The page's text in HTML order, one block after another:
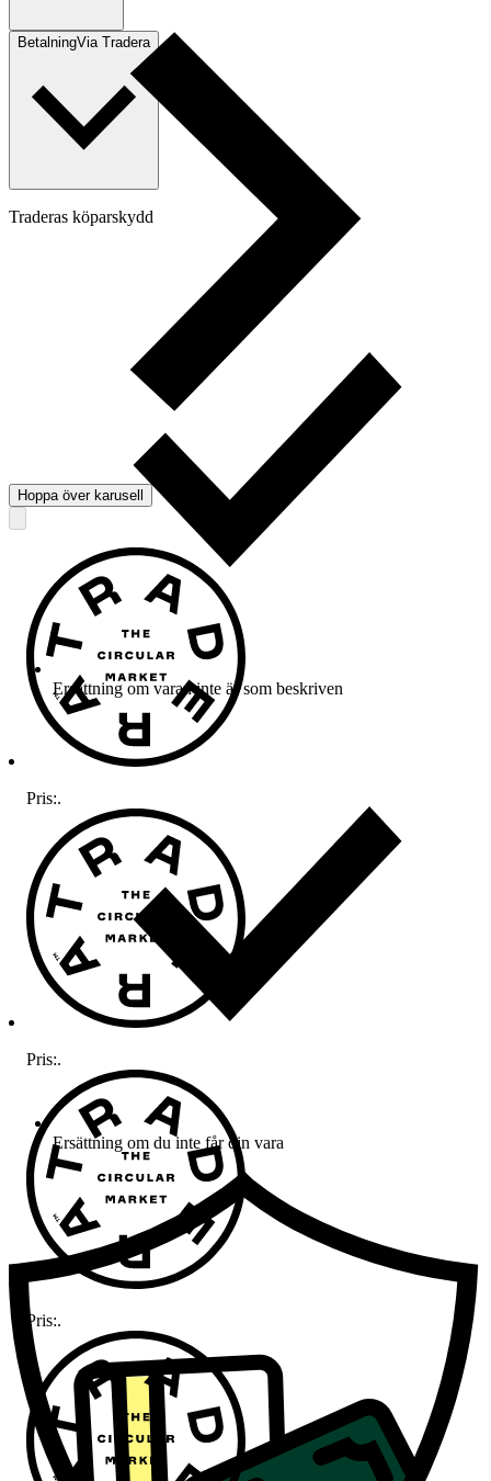
BetalningVia Tradera
Traderas köparskydd
Ersättning om varan inte är som beskriven
Ersättning om du inte får din vara
Hoppa över karusell
Pris:.
Pris:.
Pris:.